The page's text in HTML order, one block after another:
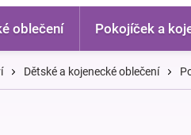
oblečení Pokojíček a
Dětské a kojenecké oblečení